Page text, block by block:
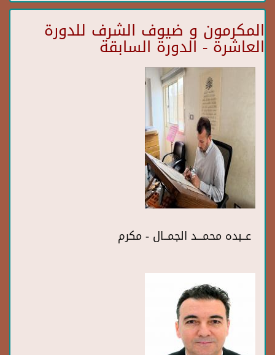
المكرمون و ضيوف الشرف للدورة
العاشرة - الدورة السابقة
عــبده محمـــد الجمــال - مكرم